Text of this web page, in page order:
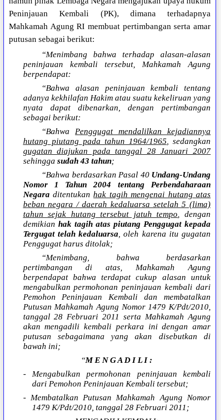
Peninjauan Kembali (PK), dimana terhadapnya
Mahkamah Agung RI membuat pertimbangan serta amar
putusan sebagai berikut:
“Menimbang bahwa terhadap alasan-alasan
peninjauan kembali tersebut, Mahkamah Agung
berpendapat:
“Bahwa alasan peninjauan kembali tentang
adanya kekhilafan Hakim atau suatu kekeliruan yang
nyata dapat dibenarkan, dengan pertimbangan
sebagai berikut:
“BahwaPenggugat mendalilkan kejadiannya
hutang piutang pada tahun 1964/1965, sedangkan
gugatan diajukan pada tanggal 28 Januari 2007
sehingga sudah 43 tahun;
“Bahwa berdasarkan Pasal 40 Undang-Undang
Nomor 1 Tahun 2004 tentang Perbendaharaan
Negara ditentukanhak tagih mengenai hutang atas
beban negara / daerah kedaluarsa setelah 5 (lima)
tahun sejak hutang tersebut jatuh tempo, dengan
demikian hak tagih atas piutang Penggugat kepada
Tergugat telah kedaluarsa, oleh karena itu gugatan
Penggugat harus ditolak;
“Menimbang, bahwa berdasarkan
pertimbangan di atas, Mahkamah Agung
berpendapat bahwa terdapat cukup alasan untuk
mengabulkan permohonan peninjauan kembali dari
Pemohon Peninjauan Kembali dan membatalkan
Putusan Mahkamah Agung Nomor 1479 K/Pdt/2010,
tanggal 28 Februari 2011 serta Mahkamah Agung
akan mengadili kembali perkara ini dengan amar
putusan sebagaimana yang akan disebutkan di
bawah ini;
“M E N G A D I L I :
- Mengabulkan permohonan peninjauan kembali
dari Pemohon Peninjauan Kembali tersebut;
- Membatalkan Putusan Mahkamah Agung Nomor
1479 K/Pdt/2010, tanggal 28 Februari 2011;